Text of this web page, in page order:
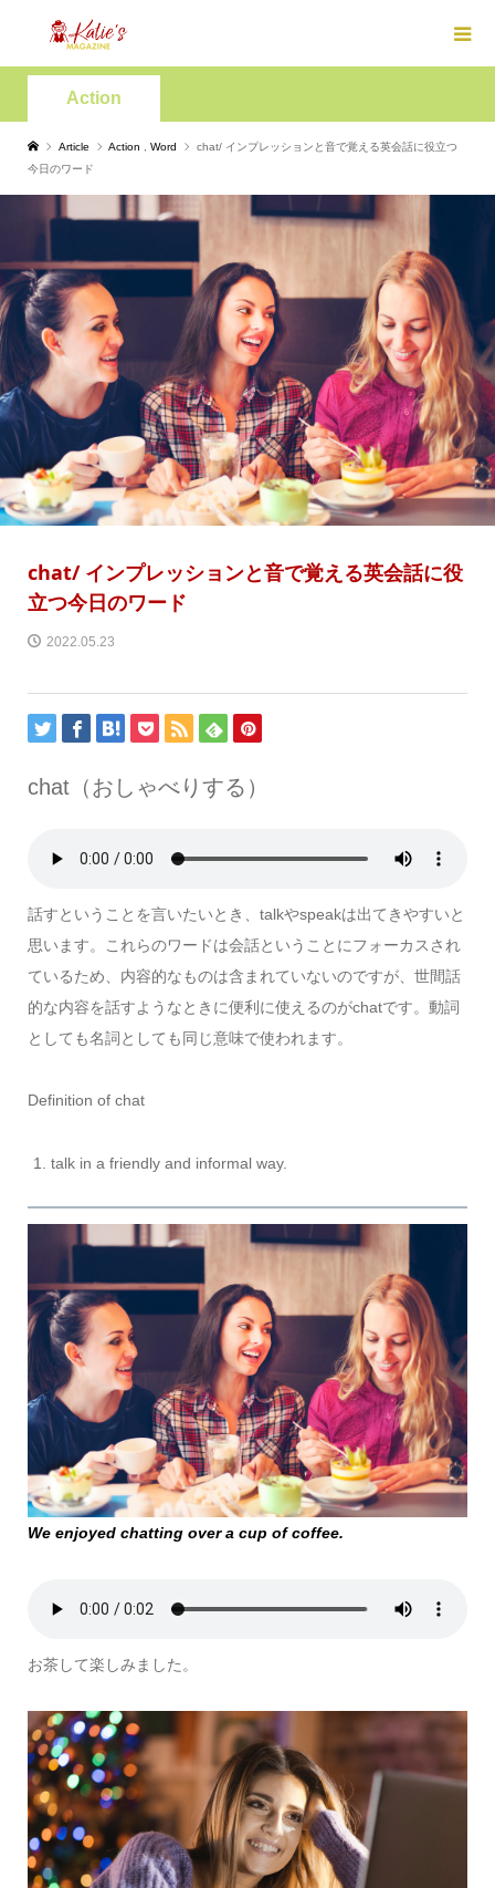
Action
Article Action Word
chat/ インプレッションと音で覚える英会話に役立つ
今日のワード
chat/ インプレッションと音で覚える英会話に役
立つ今日のワード
2022.05.23
chat（おしゃべりする）
話すということを言いたいとき、talkやspeakは出てきやすいと
思います。これらのワードは会話ということにフォーカスされ
ているため、内容的なものは含まれていないのですが、世間話
的な内容を話すようなときに便利に使えるのがchatです。動詞
としても名詞としても同じ意味で使われます。
Definition of chat
talk in a friendly and informal way.
We enjoyed chatting over a cup of coffee.
お茶して楽しみました。